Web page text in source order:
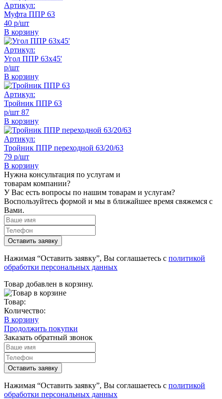
Артикул:
Муфта ППР 63
40 р/шт
В корзину
Артикул:
Угол ППР 63х45'
р/шт
В корзину
Артикул:
Тройник ППР 63
р/шт 87
В корзину
Артикул:
Тройник ППР переходной 63/20/63
79 р/шт
В корзину
Нужна консультация по услугам и
товарам компании?
У Вас есть вопросы по нашим товарам и услугам?
Воспользуйтесь формой и мы в ближайшее время свяжемся с
Вами.
Нажимая “Оставить заявку”, Вы соглашаетесь с политикой
обработки персональных данных
Товар добавлен в корзину.
Товар:
Количество:
В корзину
Продолжить покупки
Заказать обратный звонок
Нажимая “Оставить заявку”, Вы соглашаетесь с политикой
обработки персональных данных